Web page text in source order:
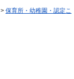
> 保育所・幼稚園・認定こ